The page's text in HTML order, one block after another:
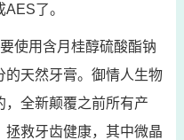
了。
使用含月桂醇硫酸酯钠
的天然牙膏。御情人生物
，全新颠覆之前所有产
拯救牙齿健康，其中微晶